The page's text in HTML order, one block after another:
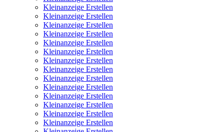
Kleinanzeige Erstellen
Kleinanzeige Erstellen
Kleinanzeige Erstellen
Kleinanzeige Erstellen
Kleinanzeige Erstellen
Kleinanzeige Erstellen
Kleinanzeige Erstellen
Kleinanzeige Erstellen
Kleinanzeige Erstellen
Kleinanzeige Erstellen
Kleinanzeige Erstellen
Kleinanzeige Erstellen
Kleinanzeige Erstellen
Kleinanzeige Erstellen